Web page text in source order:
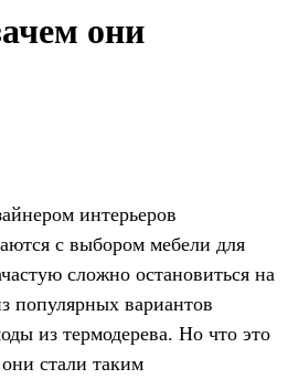
они
интерьеров
с выбором мебели для
сложно остановиться на
популярных вариантов
из термодерева. Но что это
стали таким